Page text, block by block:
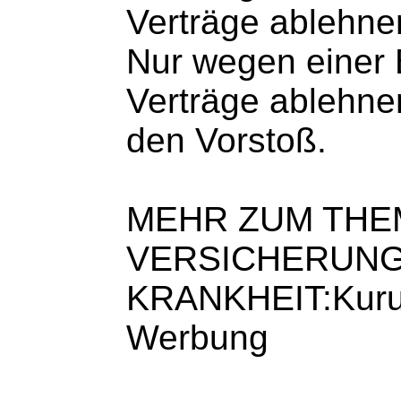
Verträge
Nur wegen einer
Verträge
den Vorstoß.
MEHR ZUM
Werbung